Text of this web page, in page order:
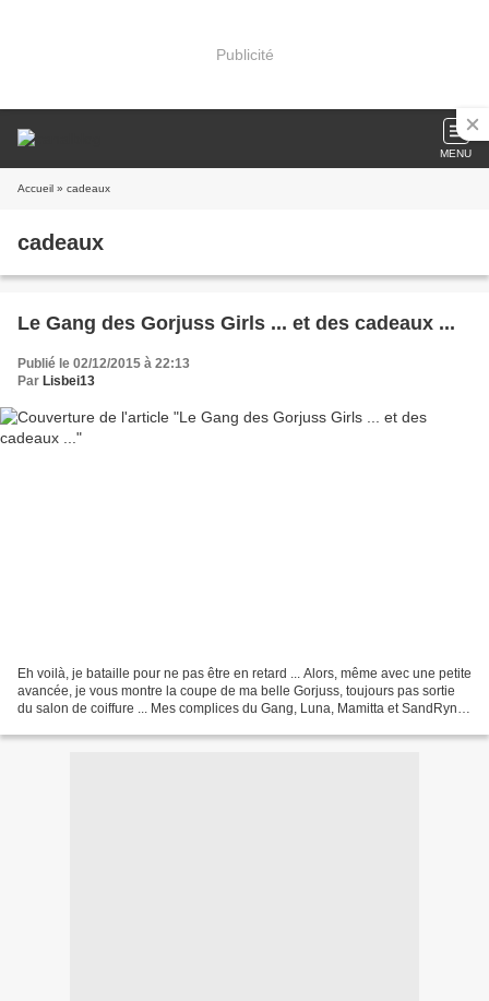
Publicité
MENU
Accueil » cadeaux
cadeaux
Le Gang des Gorjuss Girls ... et des cadeaux ...
Publié le 02/12/2015 à 22:13
Par Lisbei13
Eh voilà, je bataille pour ne pas être en retard ... Alors, même avec une petite
avancée, je vous montre la coupe de ma belle Gorjuss, toujours pas sortie
du salon de coiffure ... Mes complices du Gang, Luna, Mamitta et SandRyne